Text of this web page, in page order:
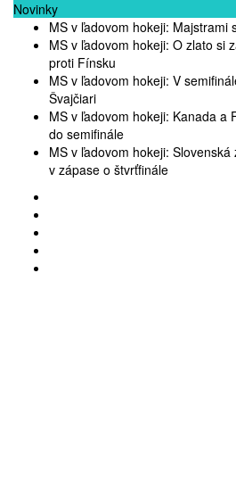
Novinky
MS v ľadovom hokeji: Majstrami
MS v ľadovom hokeji: O zlato si
proti Fínsku
MS v ľadovom hokeji: V
Švajčiari
MS v ľadovom hokeji: Kanada a
do semifinále
MS v ľadovom hokeji:
v zápase o štvrťfinále